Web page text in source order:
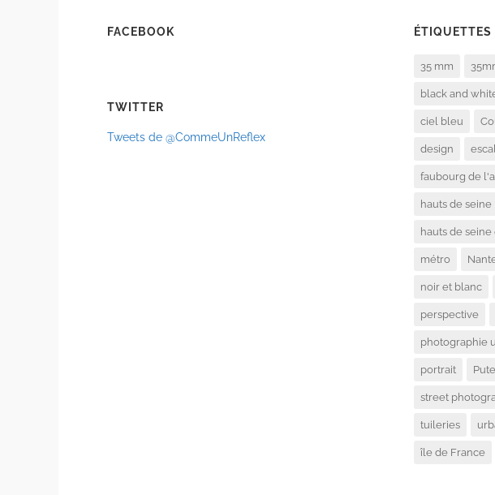
FACEBOOK
TWITTER
Tweets de @CommeUnReflex
ÉTIQUETTES
35 mm
black and
ciel bleu
design
faubourg de
hauts de seine
hauts de
métro
noir et blanc
perspective
photographie
portrait
street
tuileries
île de France